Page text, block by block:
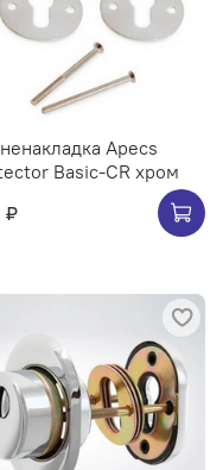
Apecs
Basic-CR хром
₽